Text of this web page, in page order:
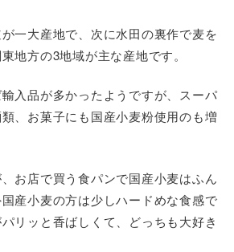
一大産地で、次に水田の裏作で麦を
地方の3地域が主な産地です。
入品が多かったようですが、スーパ
、お菓子にも国産小麦粉使用のも増
お店で買う食パンで国産小麦はふん
産小麦の方は少しハードめな食感で
リッと香ばしくて、どっちも大好き